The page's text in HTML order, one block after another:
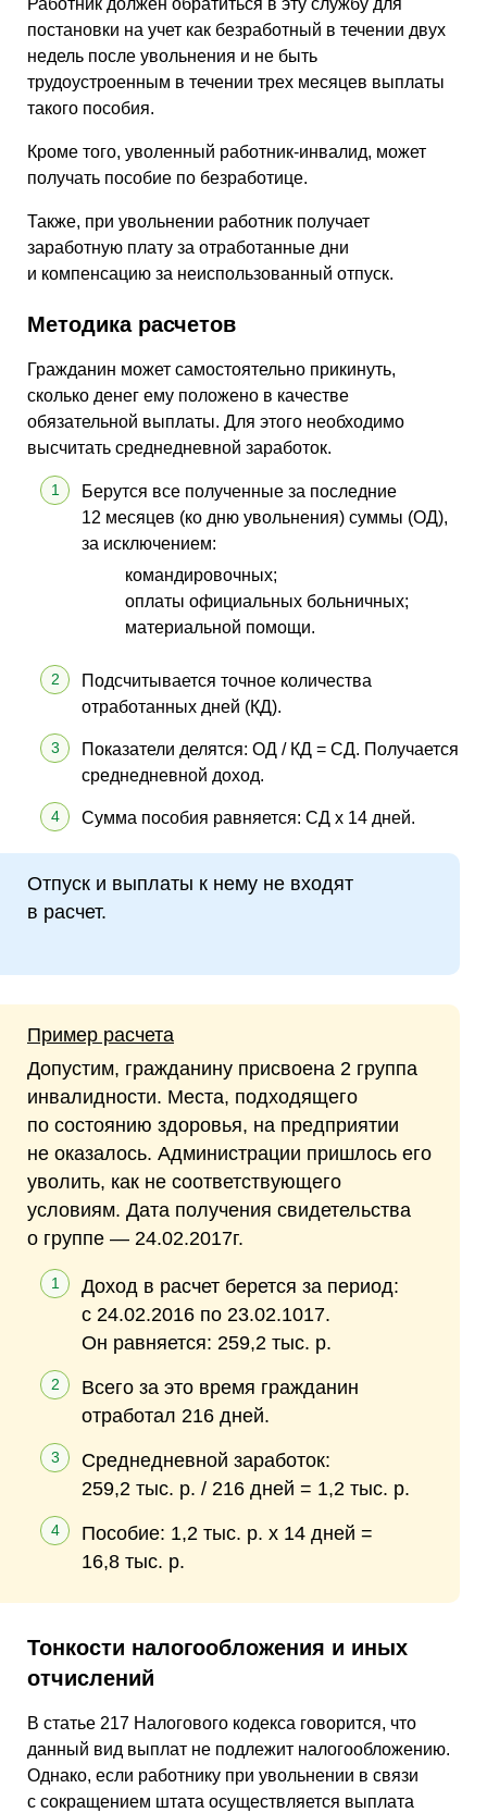
Работник должен обратиться в эту службу для
постановки на учет как безработный в течении двух
недель после увольнения и не быть
трудоустроенным в течении трех месяцев выплаты
такого пособия.
Кроме того, уволенный работник-инвалид, может
получать пособие по безработице.
Также, при увольнении работник получает
заработную плату за отработанные дни
и компенсацию за неиспользованный отпуск.
Методика расчетов
Гражданин может самостоятельно прикинуть,
сколько денег ему положено в качестве
обязательной выплаты. Для этого необходимо
высчитать среднедневной заработок.
Берутся все полученные за последние
12 месяцев (ко дню увольнения) суммы (ОД),
за исключением:
командировочных;
оплаты официальных больничных;
материальной помощи.
Подсчитывается точное количества
отработанных дней (КД).
Показатели делятся: ОД / КД = СД. Получается
среднедневной доход.
Сумма пособия равняется: СД х 14 дней.
Отпуск и выплаты к нему не входят
в расчет.
Пример расчета
Допустим, гражданину присвоена 2 группа
инвалидности. Места, подходящего
по состоянию здоровья, на предприятии
не оказалось. Администрации пришлось его
уволить, как не соответствующего
условиям. Дата получения свидетельства
о группе — 24.02.2017г.
Доход в расчет берется за период:
с 24.02.2016 по 23.02.1017.
Он равняется: 259,2 тыс. р.
Всего за это время гражданин
отработал 216 дней.
Среднедневной заработок:
259,2 тыс. р. / 216 дней = 1,2 тыс. р.
Пособие: 1,2 тыс. р. х 14 дней =
16,8 тыс. р.
Тонкости налогообложения и иных
отчислений
В статье 217 Налогового кодекса говорится, что
данный вид выплат не подлежит налогообложению.
Однако, если работнику при увольнении в связи
с сокращением штата осуществляется выплата